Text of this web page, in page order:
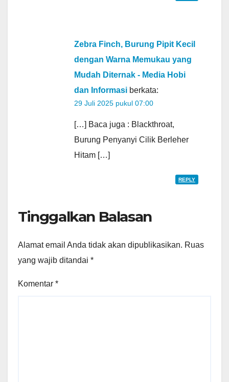
Zebra Finch, Burung Pipit Kecil
dengan Warna Memukau yang
Mudah Diternak - Media Hobi
dan Informasi berkata:
29 Juli 2025 pukul 07:00
[…] Baca juga : Blackthroat,
Burung Penyanyi Cilik Berleher
Hitam […]
REPLY
Tinggalkan Balasan
Alamat email Anda tidak akan dipublikasikan. Ruas
yang wajib ditandai *
Komentar *